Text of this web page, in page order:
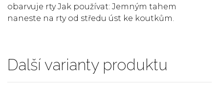
obarvuje rty Jak používat: Jemným tahem
naneste na rty od středu úst ke koutkům.
Další varianty produktu